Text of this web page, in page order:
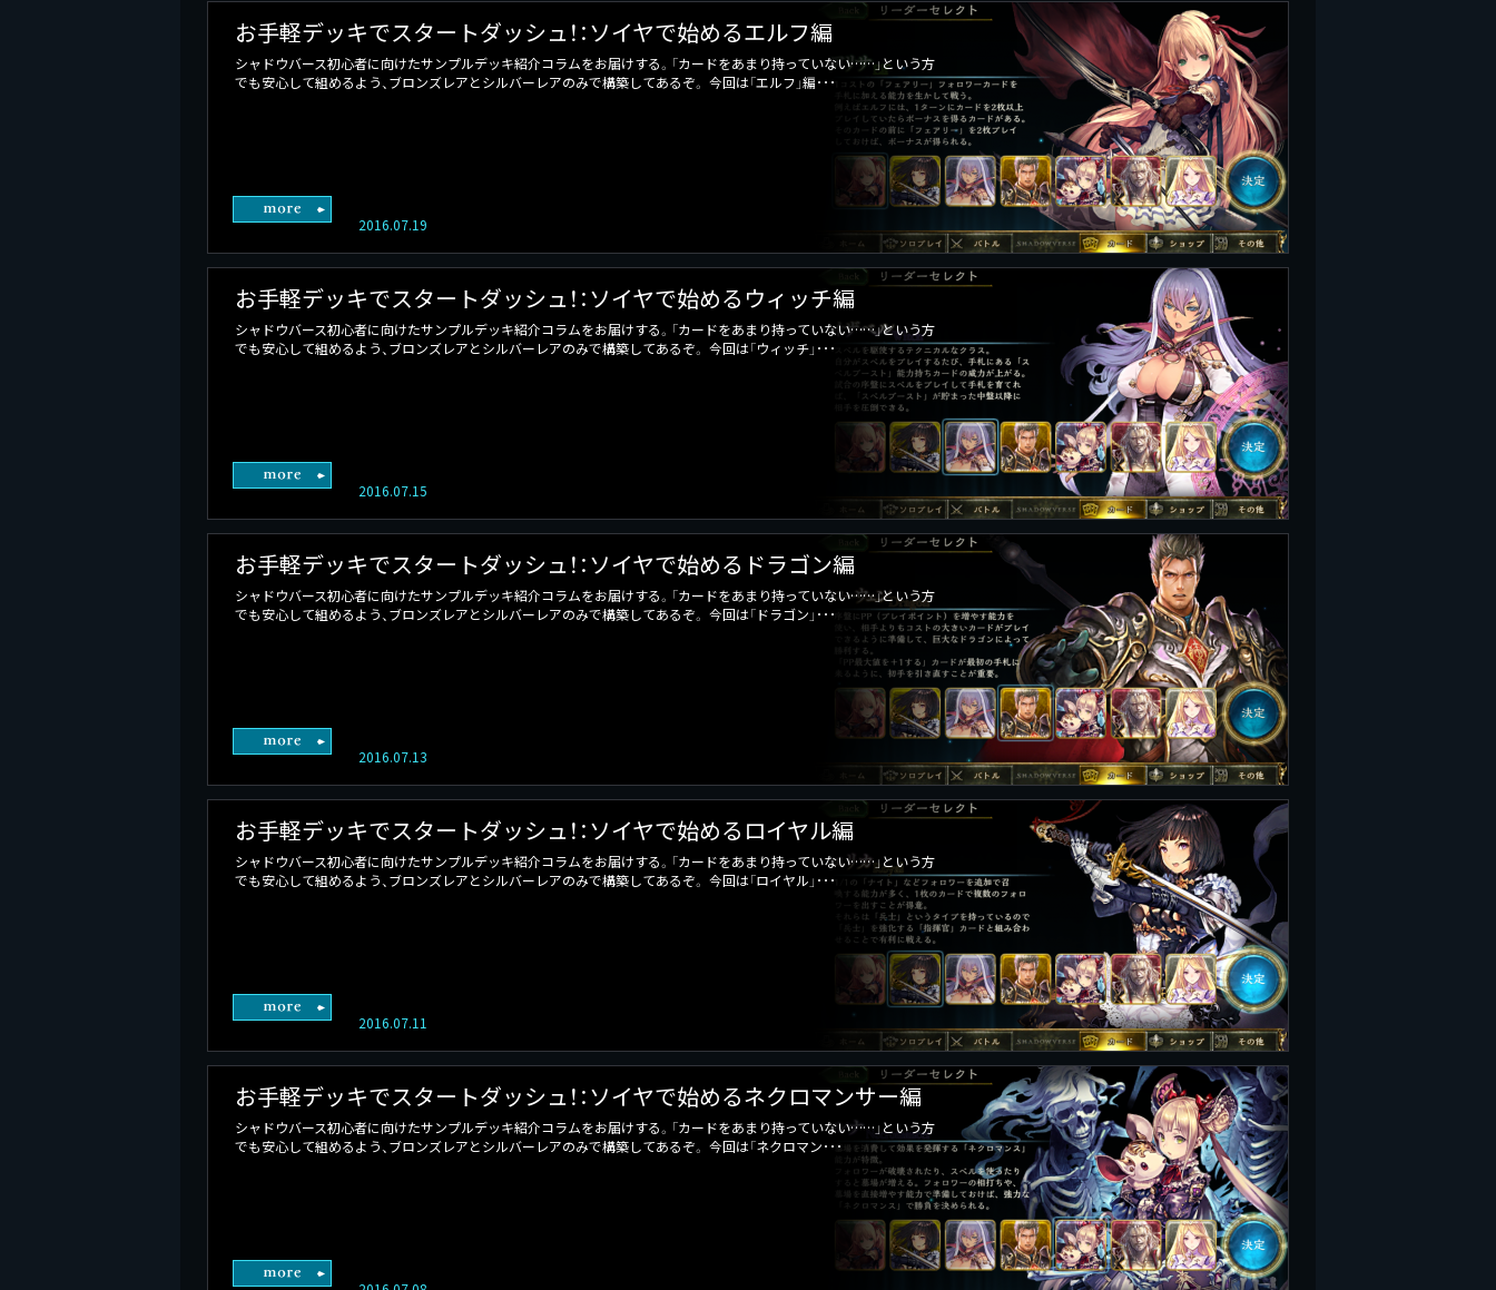
お手軽デッキでスタートダッシュ！：ソイヤで始めるエルフ編
シャドウバース初心者に向けたサンプルデッキ紹介コラムをお届けする。「カードをあまり持っていない……」という方
でも安心して組めるよう、ブロンズレアとシルバーレアのみで構築してあるぞ。 今回は「エルフ」編･･･
2016.07.19
お手軽デッキでスタートダッシュ！：ソイヤで始めるウィッチ編
シャドウバース初心者に向けたサンプルデッキ紹介コラムをお届けする。「カードをあまり持っていない……」という方
でも安心して組めるよう、ブロンズレアとシルバーレアのみで構築してあるぞ。 今回は「ウィッチ」･･･
2016.07.15
お手軽デッキでスタートダッシュ！：ソイヤで始めるドラゴン編
シャドウバース初心者に向けたサンプルデッキ紹介コラムをお届けする。「カードをあまり持っていない……」という方
でも安心して組めるよう、ブロンズレアとシルバーレアのみで構築してあるぞ。 今回は「ドラゴン」･･･
2016.07.13
お手軽デッキでスタートダッシュ！：ソイヤで始めるロイヤル編
シャドウバース初心者に向けたサンプルデッキ紹介コラムをお届けする。「カードをあまり持っていない……」という方
でも安心して組めるよう、ブロンズレアとシルバーレアのみで構築してあるぞ。 今回は「ロイヤル」･･･
2016.07.11
お手軽デッキでスタートダッシュ！：ソイヤで始めるネクロマンサー編
シャドウバース初心者に向けたサンプルデッキ紹介コラムをお届けする。「カードをあまり持っていない……」という方
でも安心して組めるよう、ブロンズレアとシルバーレアのみで構築してあるぞ。 今回は「ネクロマン･･･